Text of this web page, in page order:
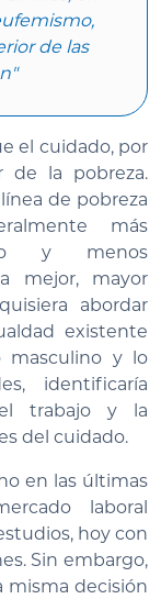
de las
el cuidado, por
de la pobreza.
de pobreza
más
y menos
mejor, mayor
abordar
existente
masculino y lo
identificaría
trabajo y la
del cuidado.
en las últimas
laboral
hoy con
Sin embargo,
misma decisión